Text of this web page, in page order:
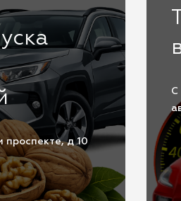
проспекте, д 10
С